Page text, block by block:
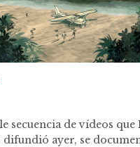
secuencia de vídeos que
ayer, se